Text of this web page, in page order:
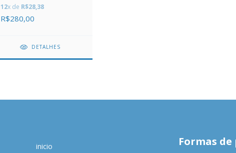
12x de R$28,38
R$280,00
DETALHES
inicio Formas